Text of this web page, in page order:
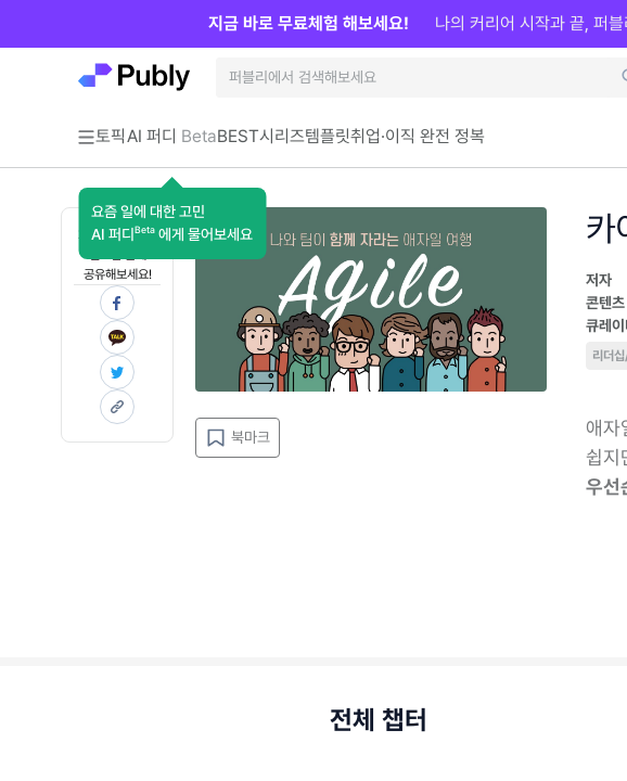
토픽AI 퍼디 Beta
요즘 일에 대한 고민
AI 퍼디 Beta 에게 물어보세요
BEST시리즈템플릿취업·이직 완전 정복
지금 바로 무료체험 해보세요! 나의 커리어 시작과 끝, 퍼블
지금 인사이트가
공유해보세요!
북마크
카
저자
콘텐
큐레이
리더
애자
쉽지
우선
전체 챕터